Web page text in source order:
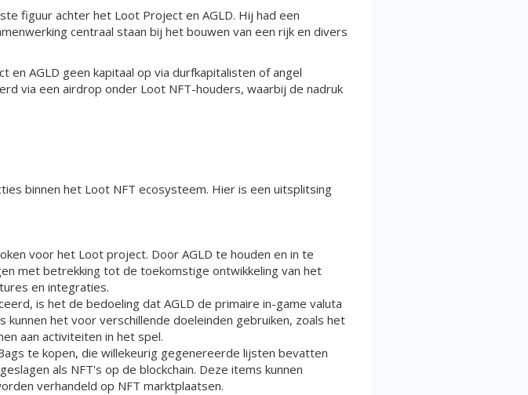
figuur achter het Loot Project en AGLD. Hij had een
centraal staan bij het bouwen van een rijk en divers
AGLD geen kapitaal op via durfkapitalisten of angel
via een airdrop onder Loot NFT-houders, waarbij de nadruk
binnen het Loot NFT ecosysteem. Hier is een uitsplitsing
voor het Loot project. Door AGLD te houden en in te
met betrekking tot de toekomstige ontwikkeling van het
en integraties.
is het de bedoeling dat AGLD de primaire in-game valuta
het voor verschillende doeleinden gebruiken, zoals het
aan activiteiten in het spel.
te kopen, die willekeurig gegenereerde lijsten bevatten
als NFT's op de blockchain. Deze items kunnen
verhandeld op NFT marktplaatsen.